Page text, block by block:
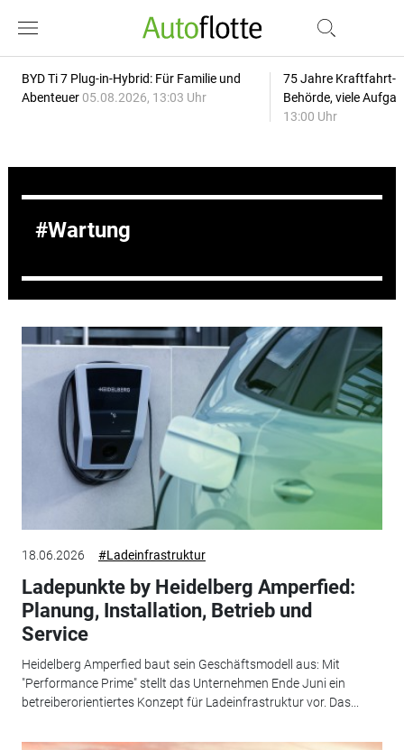
BYD Ti 7 Plug-in-Hybrid: Für Familie und
Abenteuer 05.08.2026, 13:03 Uhr
75 Jahre Kraftfahrt-
Behörde, viele
13:00 Uhr
Wartung
18.06.2026 #Ladeinfrastruktur
Ladepunkte by Heidelberg Amperfied:
Planung, Installation, Betrieb und
Service
Heidelberg Amperfied baut sein Geschäftsmodell aus: Mit
"Performance Prime" stellt das Unternehmen Ende Juni ein
betreiberorientiertes Konzept für Ladeinfrastruktur vor. Das...